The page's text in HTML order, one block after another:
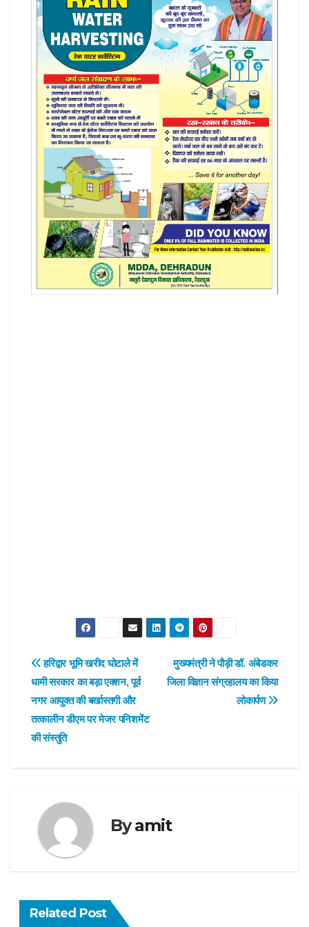
Post
navigation
मुख्यमंत्री ने पौड़ी डॉ. अंबेडकर
जिला विज्ञान संग्रहालय का किया
लोकार्पण
हरिद्वार भूमि खरीद घोटाले में
धामी सरकार का बड़ा एक्शन, पूर्व
नगर आयुक्त की बर्खास्तगी और
तत्कालीन डीएम पर मेजर पनिशमेंट
की संस्तुति
Byamit
Related Post